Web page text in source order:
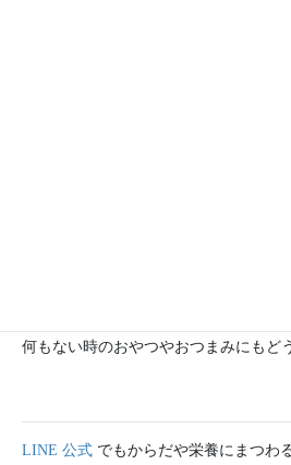
何もない時のおやつやおつまみにもど
LINE 公式 でもからだや栄養にまつわ